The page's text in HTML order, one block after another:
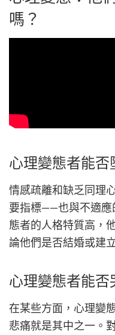
嗎？
心理變態者能否
情感疏離和缺乏同理
要指標——也與不適應
態者的人格特質高，
論他們是否結婚或建
心理變態者能否
在某些方面，心理變
悲痛就是其中之一。